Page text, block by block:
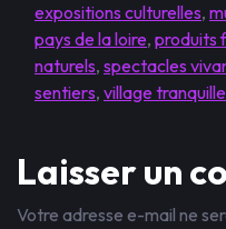
expositions culturelles,
pays de la loire, produits
naturels, spectacles
sentiers, village tranquille
Laisser un
Votre adresse e-mail ne